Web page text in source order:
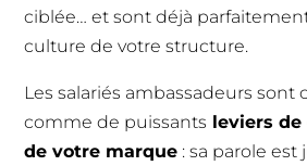
ciblée… et sont déjà
culture de votre structure.
Les salariés ambassadeurs sont
comme de puissants leviers
de votre marque : sa parole est